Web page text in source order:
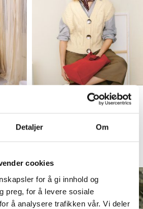
Detaljer Om
cookies
for å gi innhold og
preg, for å levere sosiale
å analysere trafikken vår. Vi deler
Harper Vest, Strikkepakke
Fra
LES MER